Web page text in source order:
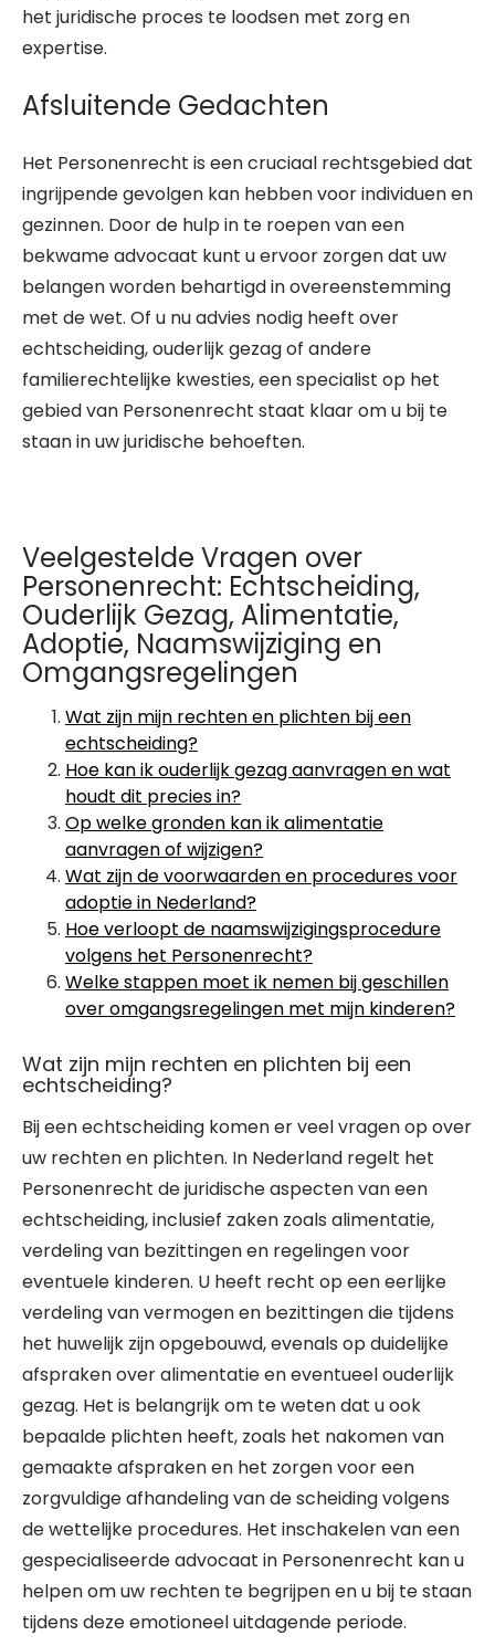
het juridische proces te loodsen met zorg en
expertise.
Afsluitende Gedachten
Het Personenrecht is een cruciaal rechtsgebied dat
ingrijpende gevolgen kan hebben voor individuen en
gezinnen. Door de hulp in te roepen van een
bekwame advocaat kunt u ervoor zorgen dat uw
belangen worden behartigd in overeenstemming
met de wet. Of u nu advies nodig heeft over
echtscheiding, ouderlijk gezag of andere
familierechtelijke kwesties, een specialist op het
gebied van Personenrecht staat klaar om u bij te
staan in uw juridische behoeften.
Veelgestelde Vragen over
Personenrecht: Echtscheiding,
Ouderlijk Gezag, Alimentatie,
Adoptie, Naamswijziging en
Omgangsregelingen
Wat zijn mijn rechten en plichten bij een
echtscheiding?
Hoe kan ik ouderlijk gezag aanvragen en wat
houdt dit precies in?
Op welke gronden kan ik alimentatie
aanvragen of wijzigen?
Wat zijn de voorwaarden en procedures voor
adoptie in Nederland?
Hoe verloopt de naamswijzigingsprocedure
volgens het Personenrecht?
Welke stappen moet ik nemen bij geschillen
over omgangsregelingen met mijn kinderen?
Wat zijn mijn rechten en plichten bij een
echtscheiding?
Bij een echtscheiding komen er veel vragen op over
uw rechten en plichten. In Nederland regelt het
Personenrecht de juridische aspecten van een
echtscheiding, inclusief zaken zoals alimentatie,
verdeling van bezittingen en regelingen voor
eventuele kinderen. U heeft recht op een eerlijke
verdeling van vermogen en bezittingen die tijdens
het huwelijk zijn opgebouwd, evenals op duidelijke
afspraken over alimentatie en eventueel ouderlijk
gezag. Het is belangrijk om te weten dat u ook
bepaalde plichten heeft, zoals het nakomen van
gemaakte afspraken en het zorgen voor een
zorgvuldige afhandeling van de scheiding volgens
de wettelijke procedures. Het inschakelen van een
gespecialiseerde advocaat in Personenrecht kan u
helpen om uw rechten te begrijpen en u bij te staan
tijdens deze emotioneel uitdagende periode.